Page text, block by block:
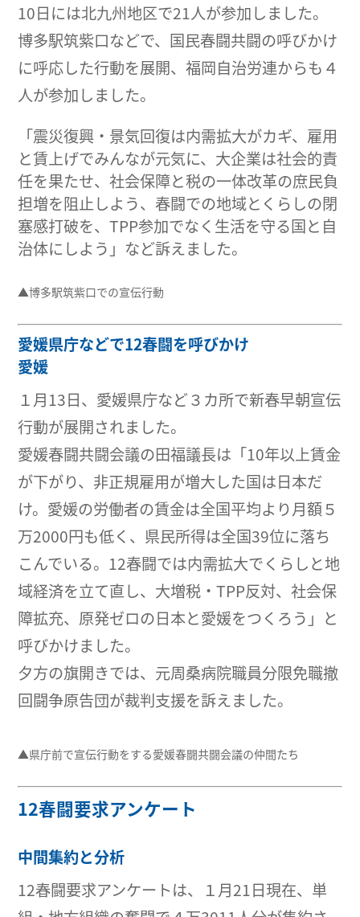
10日には北九州地区で21人が参加しました。
博多駅筑紫口などで、国民春闘共闘の呼びかけ
に呼応した行動を展開、福岡自治労連からも４
人が参加しました。
「震災復興・景気回復は内需拡大がカギ、雇用
と賃上げでみんなが元気に、大企業は社会的責
任を果たせ、社会保障と税の一体改革の庶民負
担増を阻止しよう、春闘での地域とくらしの閉
塞感打破を、TPP参加でなく生活を守る国と自
治体にしよう」など訴えました。
▲博多駅筑紫口での宣伝行動
愛媛県庁などで12春闘を呼びかけ
愛媛
１月13日、愛媛県庁など３カ所で新春早朝宣伝
行動が展開されました。
愛媛春闘共闘会議の田福議長は「10年以上賃金
が下がり、非正規雇用が増大した国は日本だ
け。愛媛の労働者の賃金は全国平均より月額５
万2000円も低く、県民所得は全国39位に落ち
こんでいる。12春闘では内需拡大でくらしと地
域経済を立て直し、大増税・TPP反対、社会保
障拡充、原発ゼロの日本と愛媛をつくろう」と
呼びかけました。
夕方の旗開きでは、元周桑病院職員分限免職撤
回闘争原告団が裁判支援を訴えました。
▲県庁前で宣伝行動をする愛媛春闘共闘会議の仲間たち
12春闘要求アンケート
中間集約と分析
12春闘要求アンケートは、１月21日現在、単